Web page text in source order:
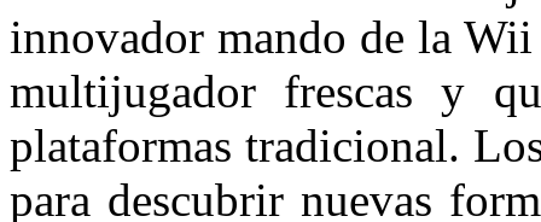
innovador mando de la
multijugador frescas y
plataformas tradicional.
para descubrir nuevas